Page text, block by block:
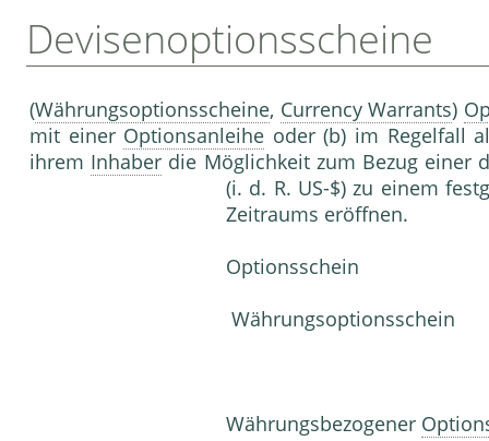
Devisenoptionsscheine
(Währungsoptionsscheine, Currency Warrants)
mit einer Optionsanleihe oder (b) im Regelfall
ihrem Inhaber die Möglichkeit zum Bezug einer
(i. d. R. US-$) zu einem
Zeitraums eröffnen.
Optionsschein
Währungsoptionsschein
Währungsbezogener